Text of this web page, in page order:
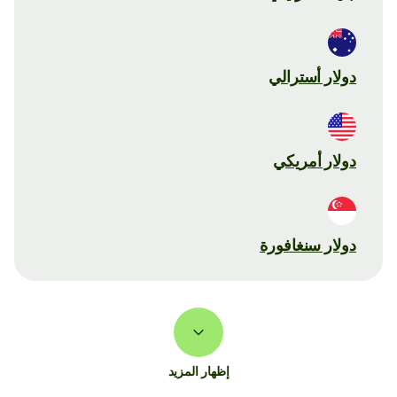
دولار أسترالي
دولار أمريكي
دولار سنغافورة
إظهار المزيد